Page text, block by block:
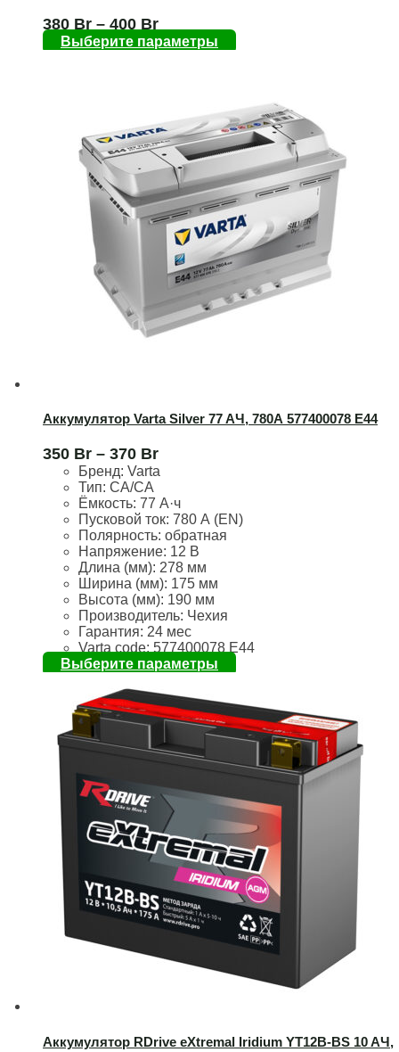
380 Br – 400 Br
Выберите параметры
Аккумулятор Varta Silver 77 AЧ, 780А 577400078 E44
350 Br – 370 Br
Бренд: Varta
Тип: CA/CA
Ёмкость: 77 А·ч
Пусковой ток: 780 А (EN)
Полярность: обратная
Напряжение: 12 В
Длина (мм): 278 мм
Ширина (мм): 175 мм
Высота (мм): 190 мм
Производитель: Чехия
Гарантия: 24 мес
Varta code: 577400078 E44
Выберите параметры
Аккумулятор RDrive eXtremal Iridium YT12B-BS 10 AЧ,